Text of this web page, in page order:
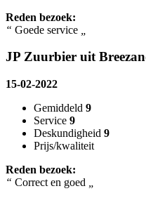
Reden bezoek:
“ Goede service
JP Zuurbier uit
15-02-2022
Gemiddeld 9
Service 9
Deskundigheid 9
Prijs/kwaliteit
Reden bezoek:
“ Correct en goed